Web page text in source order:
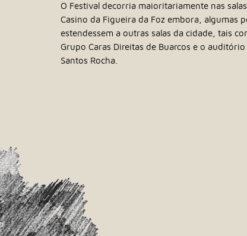
O Festival decorria maioritariamente nas
Casino da Figueira da Foz embora, algumas
estendessem a outras salas da cidade, tais
Grupo Caras Direitas de Buarcos e o auditório
Santos Rocha.